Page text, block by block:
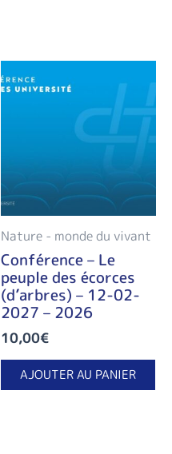
Nature - monde du vivant
Conférence – Le
peuple des écorces
(d’arbres) – 12-02-
2027 – 2026
10,00€
AJOUTER AU PANIER